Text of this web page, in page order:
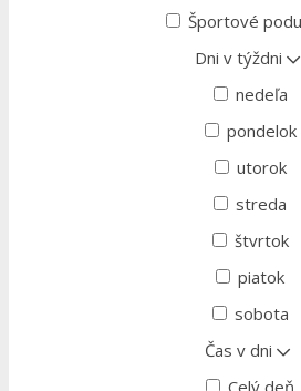
Športové
Dni v týždni
nedeľa
pondelok
utorok
streda
štvrtok
piatok
sobota
Čas v dni